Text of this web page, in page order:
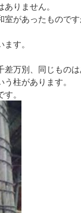
りません。
があったものです
す。
万別、同じものは
柱があります。
。